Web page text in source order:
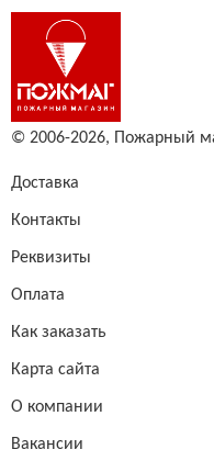
© 2006-2026, Пожарный
Доставка
Контакты
Реквизиты
Оплата
Как заказать
Карта сайта
О компании
Вакансии